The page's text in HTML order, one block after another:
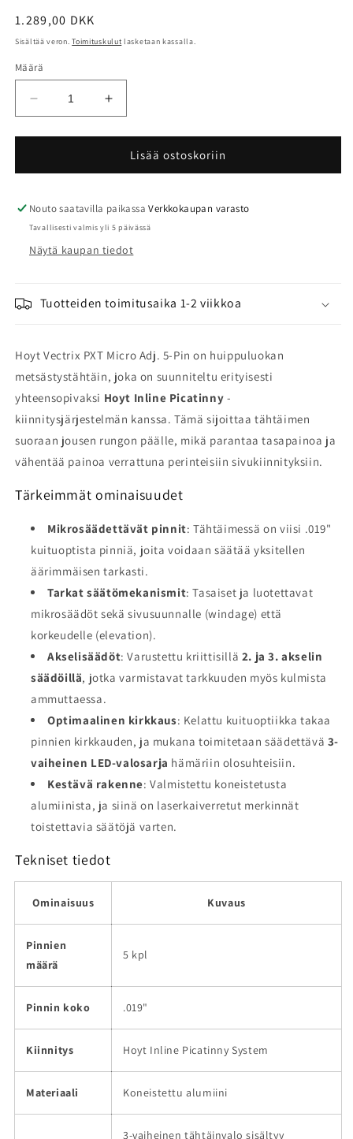
Normaalihinta
1.289,00 DKK
Sisältää veron.Toimituskulut lasketaan kassalla.
Määrä
Vähennä
tuotteen
Hoyt
PXT
Adj.
5-
tähtäin
Lisää
tuotteen
Hoyt
Vectrix
PXT
Adj.
5-
tähtäin
Lisää ostoskoriin
Nouto saatavilla paikassaVerkkokaupan varasto
Tavallisesti valmis yli 5 päivässä
Näytä kaupan tiedot
Tuotteiden toimitusaika 1-2 viikkoa
Hoyt Vectrix PXT Micro Adj. 5-Pin on huippuluokan
metsästystähtäin, joka on suunniteltu erityisesti
yhteensopivaksi Hoyt Inline Picatinny -
kiinnitysjärjestelmän kanssa. Tämä sijoittaa tähtäimen
suoraan jousen rungon päälle, mikä parantaa tasapainoa ja
vähentää painoa verrattuna perinteisiin sivukiinnityksiin.
Tärkeimmät ominaisuudet
Mikrosäädettävät pinnit: Tähtäimessä on viisi .019"
kuituoptista pinniä, joita voidaan säätää yksitellen
äärimmäisen tarkasti.
Tarkat säätömekanismit: Tasaiset ja luotettavat
mikrosäädöt sekä sivusuunnalle (windage) että
korkeudelle (elevation).
Akselisäädöt: Varustettu kriittisillä 2. ja 3. akselin
säädöillä, jotka varmistavat tarkkuuden myös kulmista
ammuttaessa.
Optimaalinen kirkkaus: Kelattu kuituoptiikka takaa
pinnien kirkkauden, ja mukana toimitetaan säädettävä 3-
vaiheinen LED-valosarja hämäriin olosuhteisiin.
Kestävä rakenne: Valmistettu koneistetusta
alumiinista, ja siinä on laserkaiverretut merkinnät
toistettavia säätöjä varten.
Tekniset tiedot
Ominaisuus Kuvaus
Pinnien
määrä
5 kpl
Pinnin koko .019"
Kiinnitys Hoyt Inline Picatinny System
Materiaali Koneistettu alumiini
3-vaiheinen tähtäinvalo sisältyy